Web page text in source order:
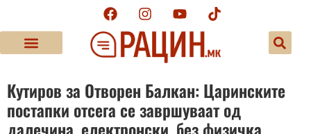
Кутиров за Отворен Балкан: Царинските
постапки отсега се завршуваат од
далечина, електронски, без физичка